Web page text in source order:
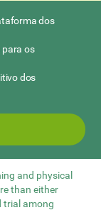
dos
para os
dos
and physical
than either
trial among